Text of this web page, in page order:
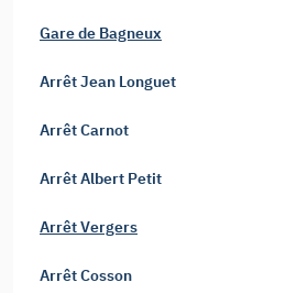
Gare de Bagneux
Arrêt Jean Longuet
Arrêt Carnot
Arrêt Albert Petit
Arrêt Vergers
Arrêt Cosson